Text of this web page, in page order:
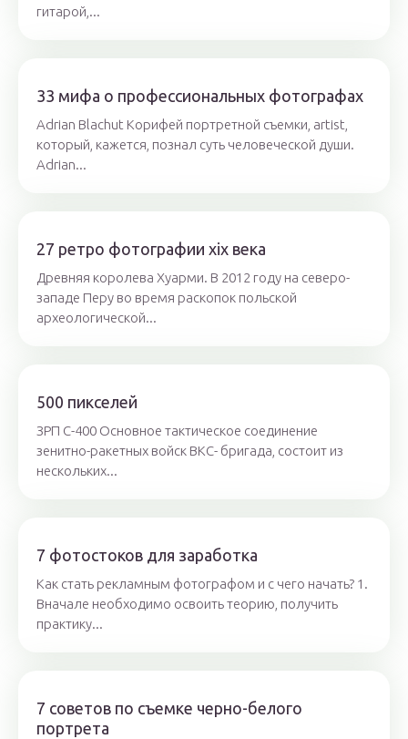
гитарой,...
33 мифа о профессиональных фотографах
Adrian Blachut Корифей портретной съемки, artist,
который, кажется, познал суть человеческой души.
Adrian...
27 ретро фотографии xix века
Древняя королева Хуарми. В 2012 году на северо-
западе Перу во время раскопок польской
археологической...
500 пикселей
ЗРП С-400 Основное тактическое соединение
зенитно-ракетных войск ВКС- бригада, состоит из
нескольких...
7 фотостоков для заработка
Как стать рекламным фотографом и с чего начать? 1.
Вначале необходимо освоить теорию, получить
практику...
7 советов по съемке черно-белого
портрета